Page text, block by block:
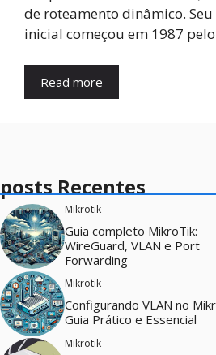
de roteamento dinâmico.
inicial começou em 1987
Read more
posts Recentes
Mikrotik
Guia completo MikroTik:
WireGuard, VLAN e Port
Forwarding
Mikrotik
Configurando VLAN no
Guia Prático e Essencial
Mikrotik